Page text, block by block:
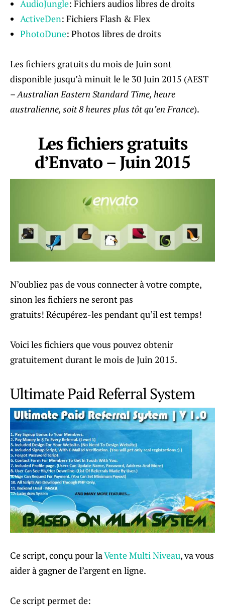
AudioJungle: Fichiers audios libres de droits
ActiveDen: Fichiers Flash & Flex
PhotoDune: Photos libres de droits
Les fichiers gratuits du mois de Juin sont
disponible jusqu’à minuit le le 30 Juin 2015 (AEST
–Australian Eastern Standard Time, heure
australienne, soit 8 heures plus tôt qu’en France).
Les fichiers gratuits
d’Envato – Juin 2015
N’oubliez pas de vous connecter à votre compte,
sinon les fichiers ne seront pas
gratuits! Récupérez-les pendant qu’il est temps!
Voici les fichiers que vous pouvez obtenir
gratuitement durant le mois de Juin 2015.
Ultimate Paid Referral System
Ce script, conçu pour laVente Multi Niveau, va vous
aider à gagner de l’argent en ligne.
Ce script permet de: